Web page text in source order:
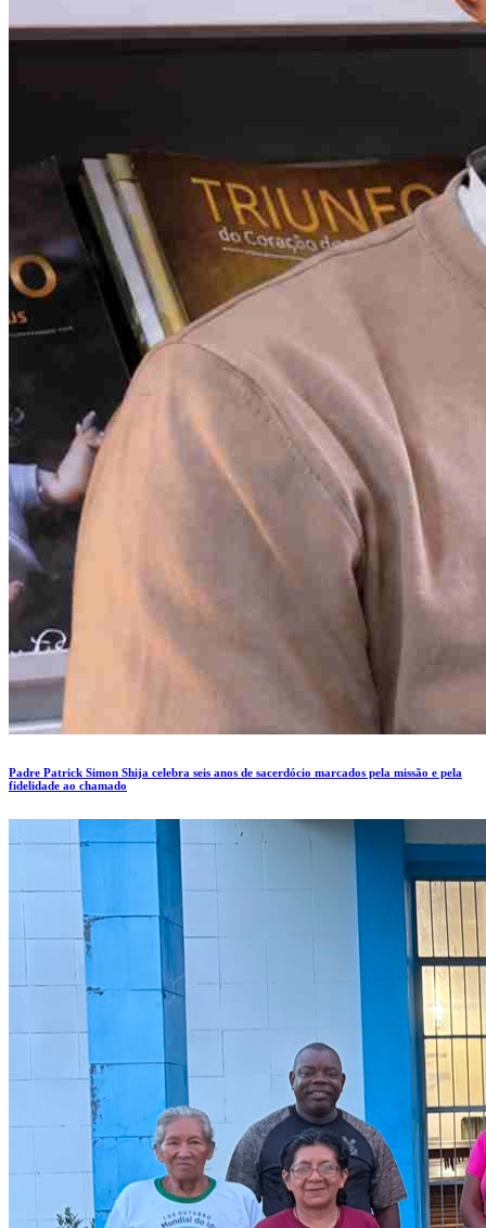
Padre Patrick Simon Shija celebra seis anos de sacerdócio marcados pela missão e pela
fidelidade ao chamado